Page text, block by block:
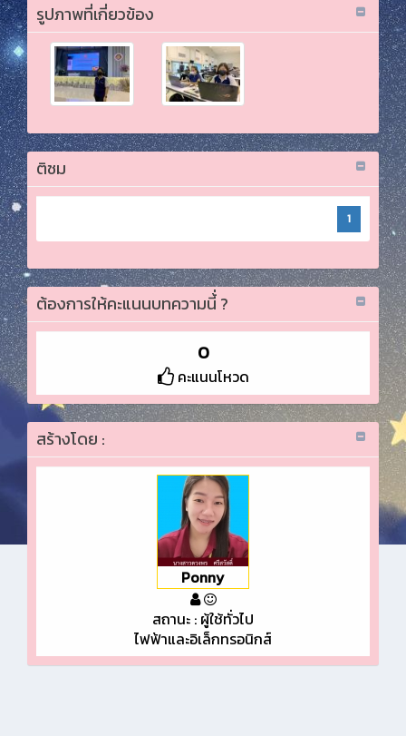
รูปภาพที่เกี่ยวข้อง
ติชม
1
ต้องการให้คะแนนบทความนี้่ ?
0
คะแนนโหวด
สร้างโดย :
Ponny
สถานะ : ผู้ใช้ทั่วไป
ไฟฟ้าและอิเล็กทรอนิกส์